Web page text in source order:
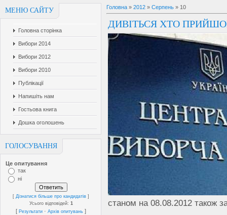
МЕНЮ САЙТУ
Головна сторінка
Вибори 2014
Вибори 2012
Вибори 2010
Публікації
Напишіть нам
Гостьова книга
Дошка оголошень
ГОЛОСУВАННЯ
Це опитування
так
ні
[Дізнатися більше про кандидатів ]
Усього відповідей: 1
[Результати ·Архів опитувань ]
Головна » 2012 » Серпень » 10
ДИВІТЬСЯ ХТО
станом на 08.08.2012 також